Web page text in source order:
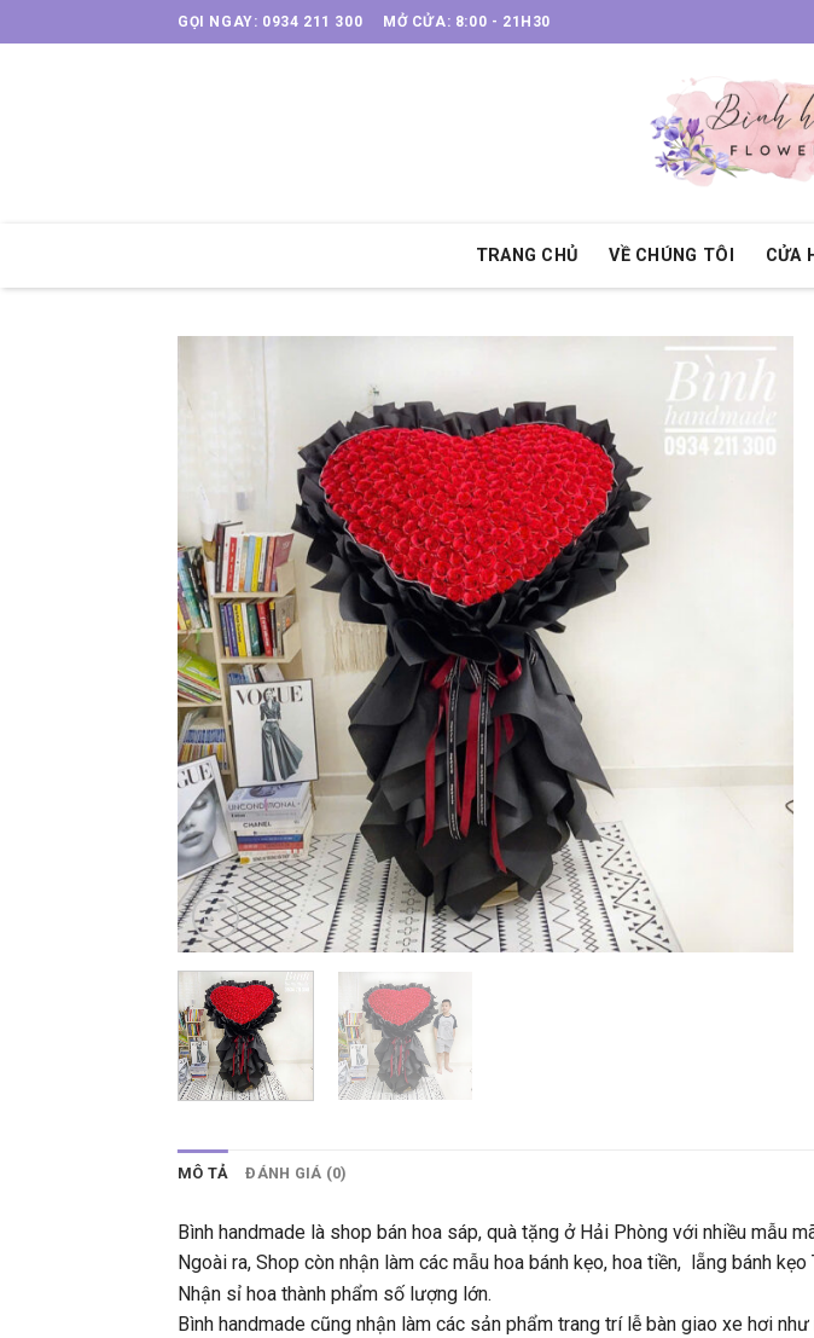
to
GỌI NGAY: 0934 211 300 MỞ CỬA: 8:00 - 21H30
TRANG CHỦ VỀ CHÚNG TÔI CỬA
MÔ TẢ ĐÁNH GIÁ (0)
Bình handmade là shop bán hoa sáp, quà tặng ở Hải Phòng với nhiều mẫu
Ngoài ra, Shop còn nhận làm các mẫu hoa bánh kẹo, hoa tiền, lẵng bánh
Nhận sỉ hoa thành phẩm số lượng lớn.
Bình handmade cũng nhận làm các sản phẩm trang trí lễ bàn giao xe hơi